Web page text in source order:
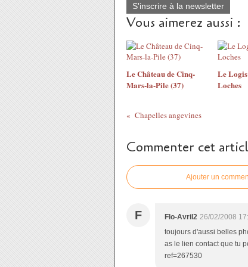
S'inscrire à la newsletter
Vous aimerez aussi :
Le Château de Cinq-
Mars-la-Pile (37)
Le
Loches
Chapelles angevines
Commenter cet
Ajouter un
F Flo-Avril2 26/02/2008
toujours d'aussi belles
as le lien contact que tu
ref=267530